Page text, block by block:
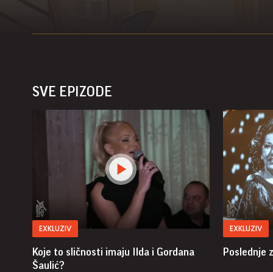
SVE EPIZODE
EXKLUZIV
Koje to sličnosti imaju Ilda i Gordana
Šaulić?
EXKLUZIV
Poslednje